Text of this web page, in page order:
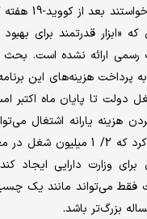
سوناک، وزیر
«ابزار قدرتمند برای
ارائه نشده است. بحث
به پرداخت هزینه‌های این
هزینه یارانه اشتغال
اگرچه می‌توان ادعا کرد که
برای وزارت دارایی ایجاد
فقط می‌تواند مانند یک
بزرگ‌تر باشد.